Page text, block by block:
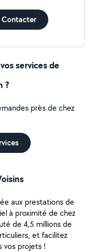
Contacter
services de
?
près de chez
aux prestations de
à proximité de chez
de 4,5 millions de
et facilitez
vos projets !